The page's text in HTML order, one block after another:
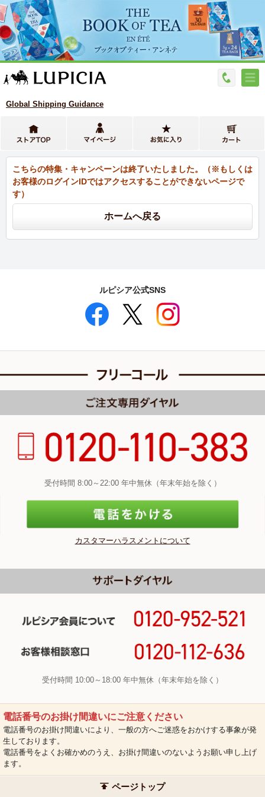
Global Shipping Guidance
こちらの特集・キャンペーンは終了いたしました。（※もしくは
お客様のログインIDではアクセスすることができないページで
す）
ルピシア公式SNS
受付時間 8:00～22:00 年中無休（年末年始を除く）
カスタマーハラスメントについて
受付時間 10:00～18:00 年中無休（年末年始を除く）
電話番号のお掛け間違いにご注意ください
電話番号のお掛け間違いにより、一般の方へご迷惑をおかけする事象が発
生しております。
電話番号をよくお確かめのうえ、お掛け間違いのないようお願い申し上げ
ます。
ページトップ